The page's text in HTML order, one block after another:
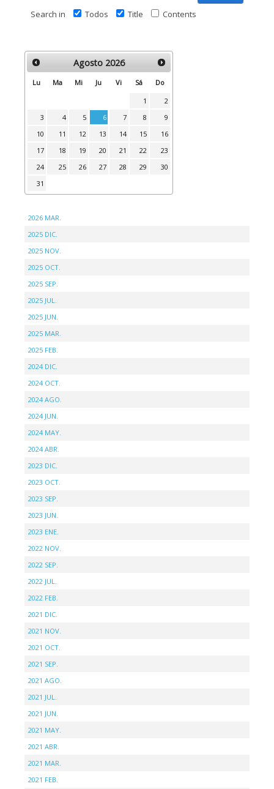
Search in Todos Title Contents
Agosto 2026
Lu Ma Mi Ju Vi Sá Do
1
2
3
4 5 6 7 8
9
10
11 12 13 14 15
16
17
18 19 20 21 22
23
24
25 26 27 28 29
30
31
2026 MAR.
2025 DIC.
2025 NOV.
2025 OCT.
2025 SEP.
2025 JUL.
2025 JUN.
2025 MAR.
2025 FEB.
2024 DIC.
2024 OCT.
2024 AGO.
2024 JUN.
2024 MAY.
2024 ABR.
2023 DIC.
2023 OCT.
2023 SEP.
2023 JUN.
2023 ENE.
2022 NOV.
2022 SEP.
2022 JUL.
2022 FEB.
2021 DIC.
2021 NOV.
2021 OCT.
2021 SEP.
2021 AGO.
2021 JUL.
2021 JUN.
2021 MAY.
2021 ABR.
2021 MAR.
2021 FEB.